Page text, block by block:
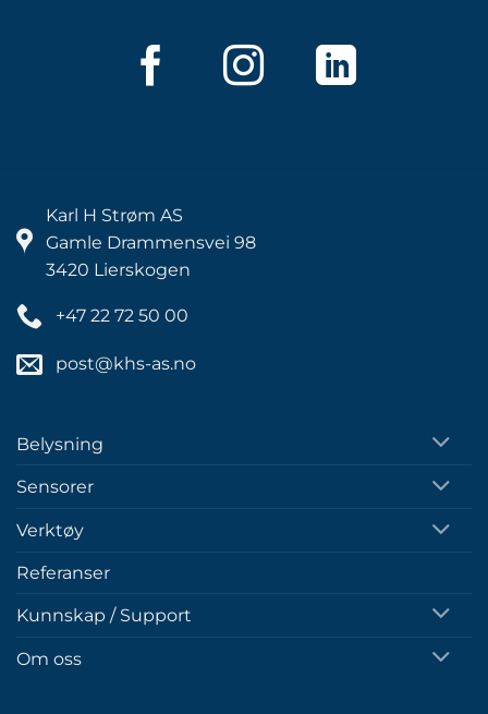
Karl H Strøm AS
Gamle Drammensvei 98
3420 Lierskogen
+47 22 72 50 00
post@khs-as.no
Belysning
Sensorer
Verktøy
Referanser
Kunnskap / Support
Om oss